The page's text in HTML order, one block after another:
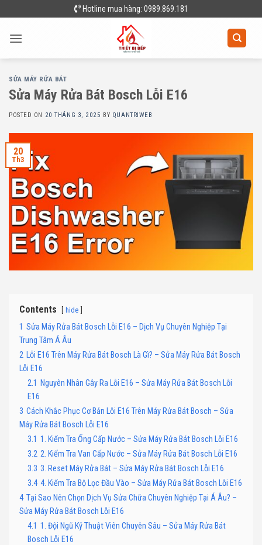
to
content
Hotline mua hàng: 0989.869.181
SỬA MÁY RỬA BÁT
Sửa Máy Rửa Bát Bosch Lỗi E16
POSTED ON 20 THÁNG 3, 2025 BY QUANTRIWEB
20
Th3
Contents hide
1 Sửa Máy Rửa Bát Bosch Lỗi E16 – Dịch Vụ Chuyên Nghiệp Tại
Trung Tâm Á Âu
2 Lỗi E16 Trên Máy Rửa Bát Bosch Là Gì? – Sửa Máy Rửa Bát Bosch
Lỗi E16
2.1 Nguyên Nhân Gây Ra Lỗi E16 – Sửa Máy Rửa Bát Bosch Lỗi
E16
3 Cách Khắc Phục Cơ Bản Lỗi E16 Trên Máy Rửa Bát Bosch – Sửa
Máy Rửa Bát Bosch Lỗi E16
3.1 1. Kiểm Tra Ống Cấp Nước – Sửa Máy Rửa Bát Bosch Lỗi E16
3.2 2. Kiểm Tra Van Cấp Nước – Sửa Máy Rửa Bát Bosch Lỗi E16
3.3 3. Reset Máy Rửa Bát – Sửa Máy Rửa Bát Bosch Lỗi E16
3.4 4. Kiểm Tra Bộ Lọc Đầu Vào – Sửa Máy Rửa Bát Bosch Lỗi E16
4 Tại Sao Nên Chọn Dịch Vụ Sửa Chữa Chuyên Nghiệp Tại Á Âu? –
Sửa Máy Rửa Bát Bosch Lỗi E16
4.1 1. Đội Ngũ Kỹ Thuật Viên Chuyên Sâu – Sửa Máy Rửa Bát
Bosch Lỗi E16